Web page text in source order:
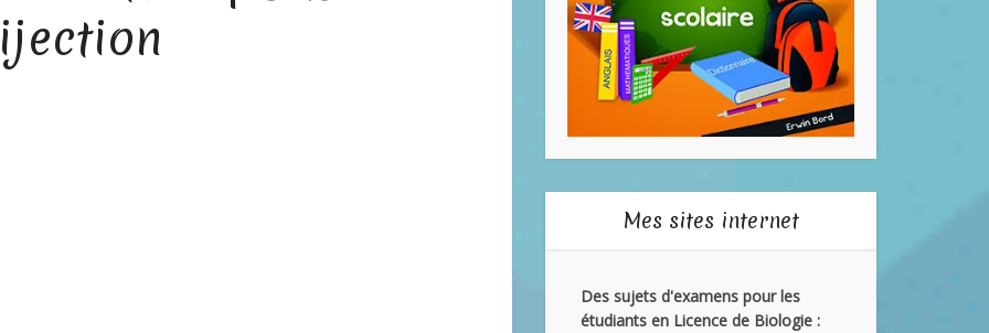
Mes sites internet
Des sujets d'examens pour les
étudiants en Licence de Biologie :